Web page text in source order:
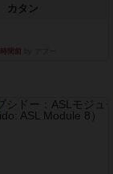
カタン
時間前